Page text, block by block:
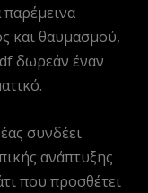
και θαυμασμού,
δωρεάν έναν
συνδέει
ανάπτυξης
που προσθέτει